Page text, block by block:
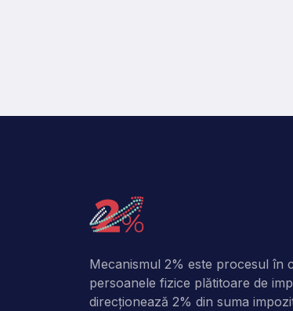
Mecanismul 2% este procesul în
persoanele fizice plătitoare de
direcţionează 2% din suma